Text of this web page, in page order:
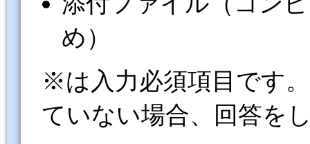
め）
※は入力必須項目です
ていない場合、回答を